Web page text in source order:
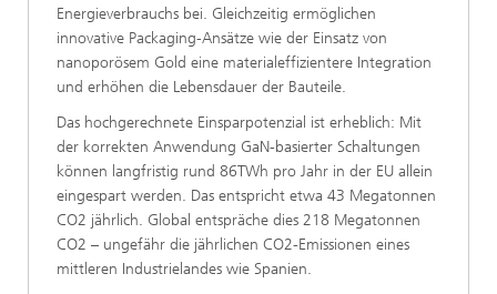
Energieverbrauchs bei. Gleichzeitig ermöglichen
innovative Packaging-Ansätze wie der Einsatz von
nanoporösem Gold eine materialeffizientere Integration
und erhöhen die Lebensdauer der Bauteile.
Das hochgerechnete Einsparpotenzial ist erheblich: Mit
der korrekten Anwendung GaN-basierter Schaltungen
können langfristig rund 86TWh pro Jahr in der EU allein
eingespart werden. Das entspricht etwa 43 Megatonnen
CO2 jährlich. Global entspräche dies 218 Megatonnen
CO2 – ungefähr die jährlichen CO2-Emissionen eines
mittleren Industrielandes wie Spanien.